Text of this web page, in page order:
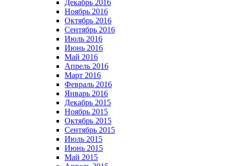
Декабрь 2016
Ноябрь 2016
Октябрь 2016
Сентябрь 2016
Июль 2016
Июнь 2016
Май 2016
Апрель 2016
Март 2016
Февраль 2016
Январь 2016
Декабрь 2015
Ноябрь 2015
Октябрь 2015
Сентябрь 2015
Июль 2015
Июнь 2015
Май 2015